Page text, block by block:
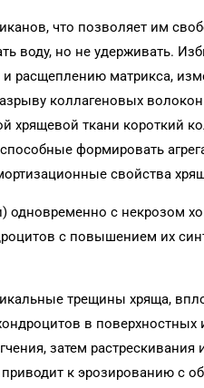
что позволяет им
воду, но не удерживать.
и расщеплению матрикса,
коллагеновых
ткани короткий
формировать
свойства
одновременно с некрозом
с повышением их
трещины хряща,
в поверхностных
затем
к эрозированию с